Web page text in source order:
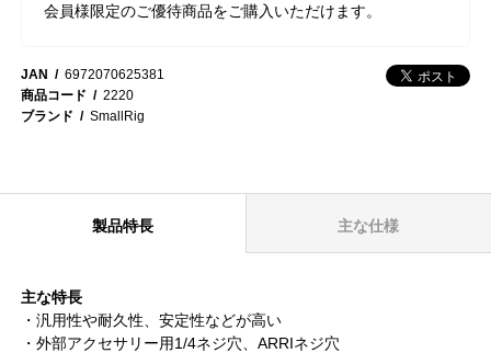
会員様限定のご優待商品をご購入いただけます。
JAN
6972070625381
商品コード
2220
ブランド
SmallRig
製品特長 主な仕様
主な特長
・汎用性や耐久性、安定性などが高い
・外部アクセサリー用1/4ネジ穴、ARRIネジ穴